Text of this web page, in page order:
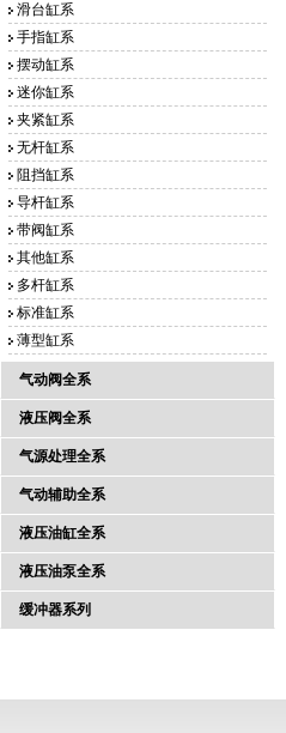
滑台缸系
手指缸系
摆动缸系
迷你缸系
夹紧缸系
无杆缸系
阻挡缸系
导杆缸系
带阀缸系
其他缸系
多杆缸系
标准缸系
薄型缸系
气动阀全系
液压阀全系
气源处理全系
气动辅助全系
液压油缸全系
液压油泵全系
缓冲器系列